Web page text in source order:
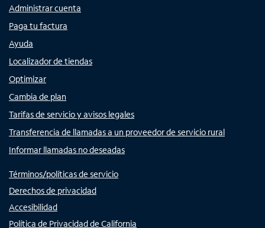
Administrar cuenta
Paga tu factura
Ayuda
Localizador de tiendas
Optimizar
Cambia de plan
Tarifas de servicio y avisos legales
Transferencia de llamadas a un proveedor de servicio rural
Informar llamadas no deseadas
Términos/políticas de servicio
Derechos de privacidad
Accesibilidad
Política de Privacidad de California